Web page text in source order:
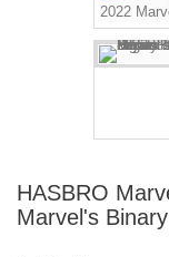
HASBRO
Marvel's